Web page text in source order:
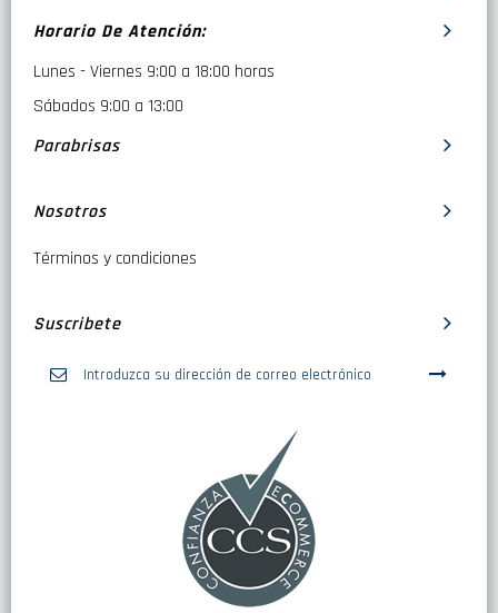
Horario De Atención:
Lunes - Viernes 9:00 a 18:00 horas
Sábados 9:00 a 13:00
Parabrisas
Nosotros
Términos y condiciones
Suscribete